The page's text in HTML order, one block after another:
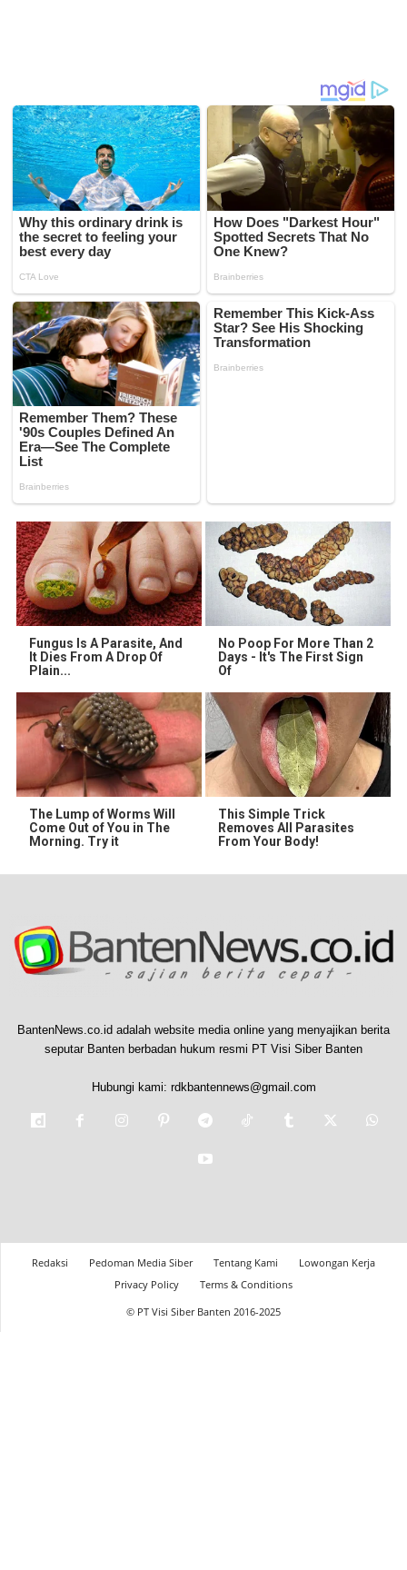
Fungus Is A Parasite, And
It Dies From A Drop Of
Plain...
No Poop For More Than 2
Days - It's The First Sign
Of
The Lump of Worms Will
Come Out of You in The
Morning. Try it
This Simple Trick
Removes All Parasites
From Your Body!
BantenNews.co.id adalah website media online yang menyajikan berita
seputar Banten berbadan hukum resmi PT Visi Siber Banten
Hubungi kami: rdkbantennews@gmail.com
Redaksi Pedoman Media Siber Tentang Kami
Lowongan Kerja
Privacy Policy
Terms & Conditions
© PT Visi Siber Banten 2016-2025